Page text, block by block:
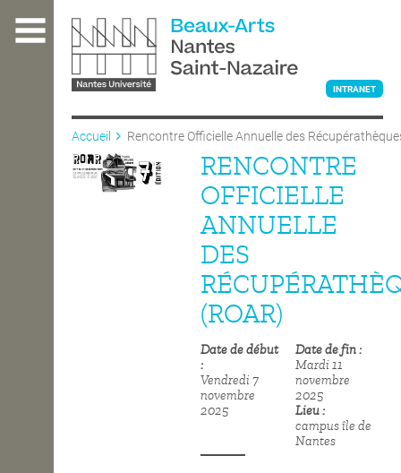
contenu
L'ÉCOLE
INTRANET
Accueil
Rencontre Officielle Annuelle des
(ROAR)
RENCONTRE
OFFICIELLE
ANNUELLE
DES
(ROAR)
Date de début
Vendredi 7
novembre
2025
Date de fin
Mardi 11
novembre
2025
Lieu
campus île de
Nantes